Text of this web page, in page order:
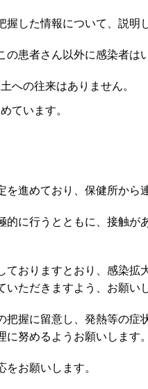
した情報について、説明し
患者さん以外に感染者は
への往来はありません。
ています。
進めており、保健所から
に行うとともに、接触
おりますとおり、感染
ただきますよう、お願いし
握に留意し、発熱等の
努めるようお願いします。
お願いします。